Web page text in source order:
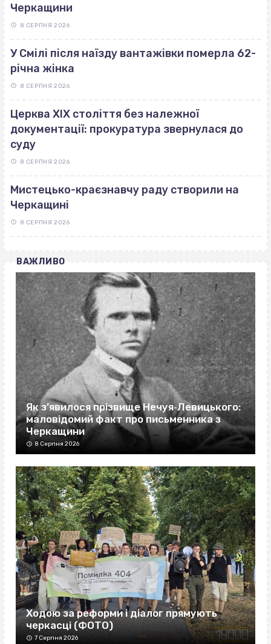
Черкащини
8 СЕРПНЯ 2026
У Смілі після наїзду вантажівки померла 62-
річна жінка
8 СЕРПНЯ 2026
Церква ХІХ століття без належної
документації: прокуратура звернулася до
суду
8 СЕРПНЯ 2026
Мистецько-краєзнавчу раду створили на
Черкащині
8 СЕРПНЯ 2026
ВАЖЛИВО
Як з’явилося прізвище Нечуя‐Левицького:
маловідомий факт про письменника з
Черкащини
8 Серпня 2026
Ходою за реформи і діалог прямують
черкасці (ФОТО)
7 Серпня 2026